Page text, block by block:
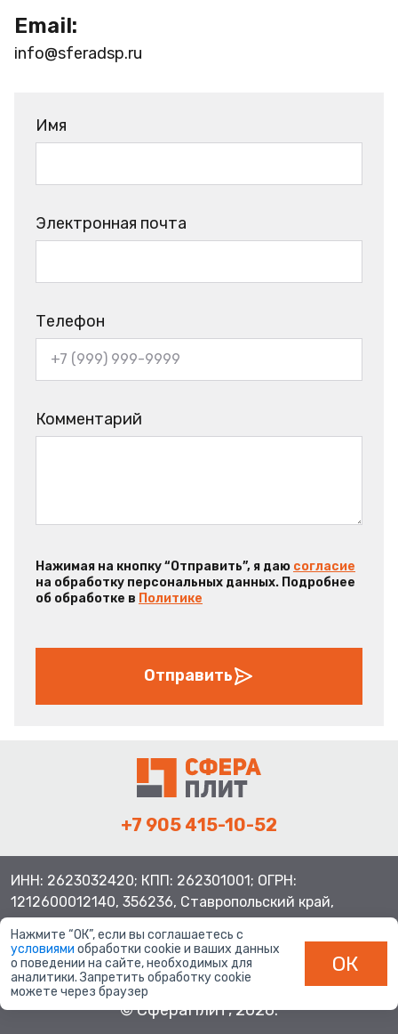
Email:
info@sferadsp.ru
Имя
Электронная почта
Телефон
Комментарий
Нажимая на кнопку “Отправить”, я даю согласие
на обработку персональных данных. Подробнее
об обработке в Политике
Отправить
+7 905 415-10-52
ИНН: 2623032420; КПП: 262301001; ОГРН:
1212600012140, 356236, Ставропольский край,
© СфераПлит, 2026.
Нажмите “ОК”, если вы соглашаетесь с
условиями обработки cookie и ваших данных
о поведении на сайте, необходимых для
аналитики. Запретить обработку cookie
можете через браузер
ОК